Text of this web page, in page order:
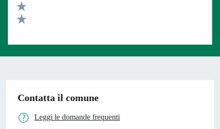
Valuta 3 stelle su 5
Valuta 2 stelle su 5
Contatta il comune
Leggi le domande frequenti